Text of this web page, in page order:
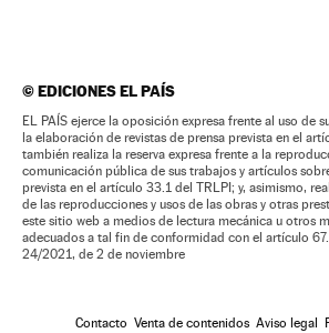
©EDICIONES EL PAÍS
EL PAÍS ejerce la oposición expresa frente al uso de
la elaboración de revistas de prensa prevista en el
también realiza la reserva expresa frente a la
comunicación pública de sus trabajos y artículos
prevista en el artículo 33.1 del TRLPI; y, asimismo,
de las reproducciones y usos de las obras y otras
este sitio web a medios de lectura mecánica u otros
adecuados a tal fin de conformidad con el artículo
24/2021, de 2 de noviembre
Contacto Venta de contenidos Aviso legal